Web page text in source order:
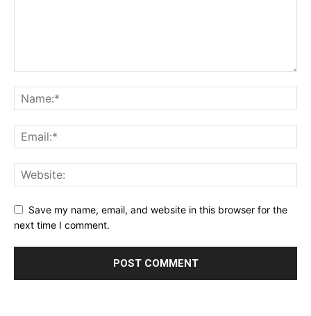
Save my name, email, and website in this browser for the
next time I comment.